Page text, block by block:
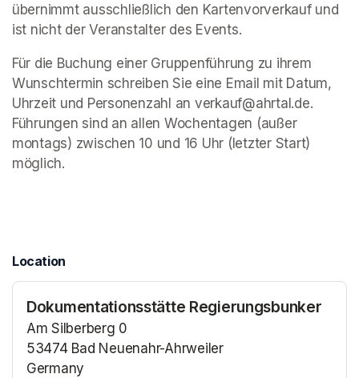
übernimmt ausschließlich den Kartenvorverkauf und
ist nicht der Veranstalter des Events.
Für die Buchung einer Gruppenführung zu ihrem
Wunschtermin schreiben Sie eine Email mit Datum,
Uhrzeit und Personenzahl an verkauf@ahrtal.de.
Führungen sind an allen Wochentagen (außer
montags) zwischen 10 und 16 Uhr (letzter Start)
möglich.
Location
Dokumentationsstätte Regierungsbunker
Am Silberberg 0
53474 Bad Neuenahr-Ahrweiler
Germany